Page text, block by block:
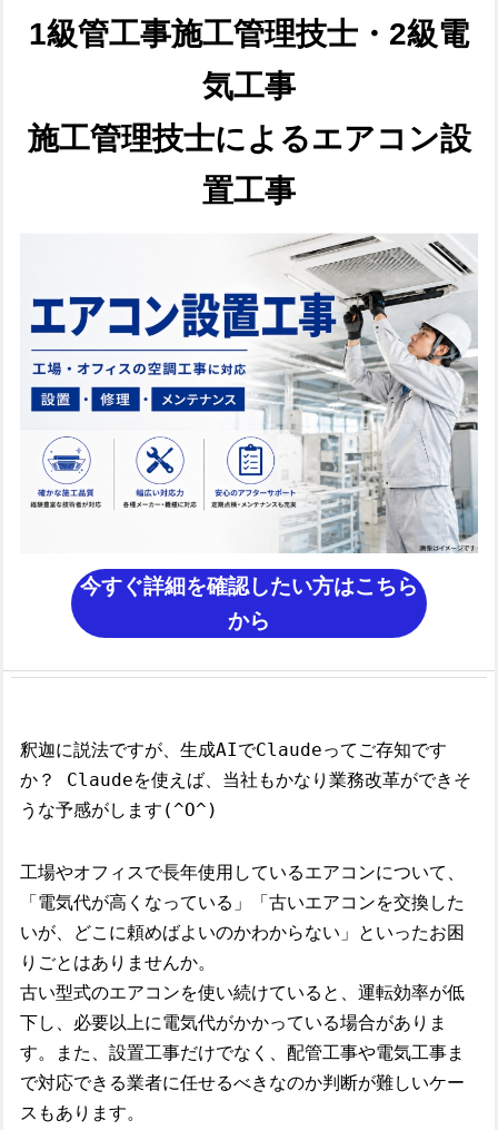
1級管工事施工管理技士・2級電
気工事
施工管理技士によるエアコン設
置工事
今すぐ詳細を確認したい方はこちら
から
釈迦に説法ですが、生成AIでClaudeってご存知です
か？ Claudeを使えば、当社もかなり業務改革ができそ
うな予感がします(^O^)
工場やオフィスで長年使用しているエアコンについて、
「電気代が高くなっている」「古いエアコンを交換した
いが、どこに頼めばよいのかわからない」といったお困
りごとはありませんか。
古い型式のエアコンを使い続けていると、運転効率が低
下し、必要以上に電気代がかかっている場合がありま
す。また、設置工事だけでなく、配管工事や電気工事ま
で対応できる業者に任せるべきなのか判断が難しいケー
スもあります。